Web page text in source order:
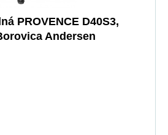
PROVENCE D40S3,
Andersen